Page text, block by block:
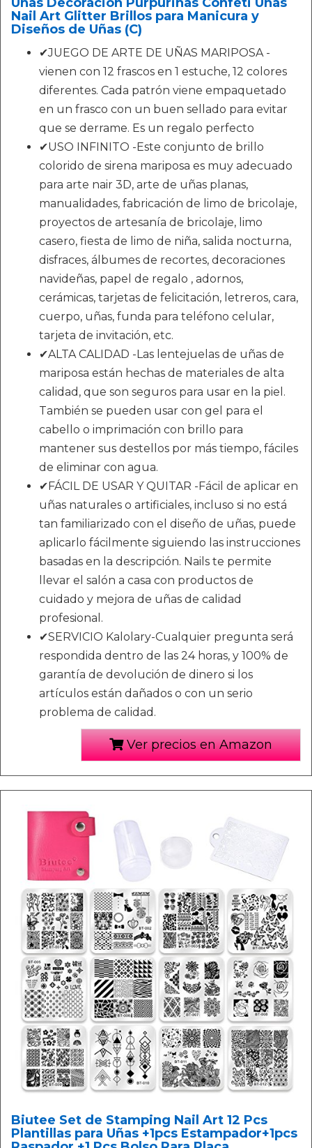
Nail Art Glitter Brillos para Manicura y
Diseños de Uñas (C)
✔JUEGO DE ARTE DE UÑAS MARIPOSA -
vienen con 12 frascos en 1 estuche, 12 colores
diferentes. Cada patrón viene empaquetado
en un frasco con un buen sellado para evitar
que se derrame. Es un regalo perfecto
✔USO INFINITO -Este conjunto de brillo
colorido de sirena mariposa es muy adecuado
para arte nair 3D, arte de uñas planas,
manualidades, fabricación de limo de bricolaje,
proyectos de artesanía de bricolaje, limo
casero, fiesta de limo de niña, salida nocturna,
disfraces, álbumes de recortes, decoraciones
navideñas, papel de regalo , adornos,
cerámicas, tarjetas de felicitación, letreros, cara,
cuerpo, uñas, funda para teléfono celular,
tarjeta de invitación, etc.
✔ALTA CALIDAD -Las lentejuelas de uñas de
mariposa están hechas de materiales de alta
calidad, que son seguros para usar en la piel.
También se pueden usar con gel para el
cabello o imprimación con brillo para
mantener sus destellos por más tiempo, fáciles
de eliminar con agua.
✔FÁCIL DE USAR Y QUITAR -Fácil de aplicar en
uñas naturales o artificiales, incluso si no está
tan familiarizado con el diseño de uñas, puede
aplicarlo fácilmente siguiendo las instrucciones
basadas en la descripción. Nails te permite
llevar el salón a casa con productos de
cuidado y mejora de uñas de calidad
profesional.
✔SERVICIO Kalolary-Cualquier pregunta será
respondida dentro de las 24 horas, y 100% de
garantía de devolución de dinero si los
artículos están dañados o con un serio
problema de calidad.
Ver precios en Amazon
Biutee Set de Stamping Nail Art 12 Pcs
Plantillas para Uñas +1pcs Estampador+1pcs